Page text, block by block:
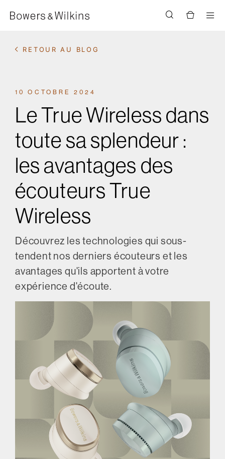
RETOUR AU BLOG
10 OCTOBRE 2024
Le True Wireless dans
toute sa splendeur :
les avantages des
écouteurs True
Wireless
Découvrez les technologies qui sous-
tendent nos derniers écouteurs et les
avantages qu'ils apportent à votre
expérience d'écoute.